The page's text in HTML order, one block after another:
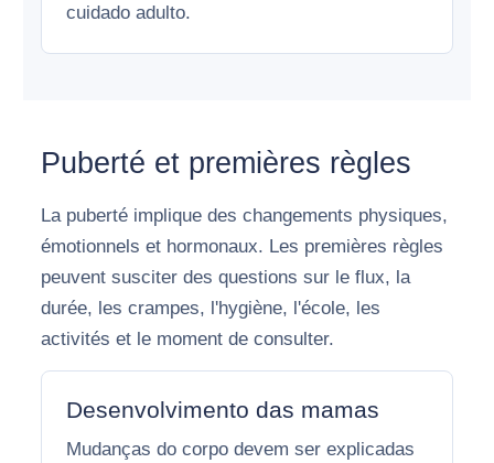
cuidado adulto.
Puberté et premières règles
La puberté implique des changements physiques,
émotionnels et hormonaux. Les premières règles
peuvent susciter des questions sur le flux, la
durée, les crampes, l'hygiène, l'école, les
activités et le moment de consulter.
Desenvolvimento das mamas
Mudanças do corpo devem ser explicadas